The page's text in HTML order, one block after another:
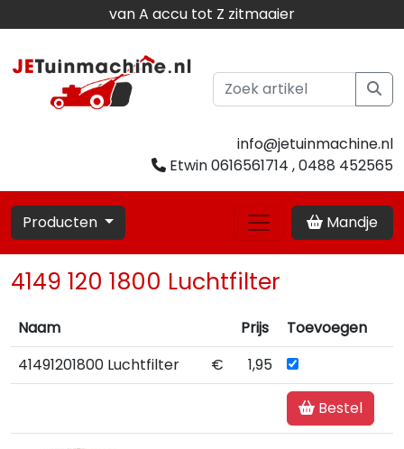
van A accu tot Z zitmaaier
info@jetuinmachine.nl
Etwin 0616561714 , 0488 452565
Producten Mandje
4149 120 1800 Luchtfilter
Naam Prijs
Toevoegen
41491201800 Luchtfilter
€ 1,95
Bestel